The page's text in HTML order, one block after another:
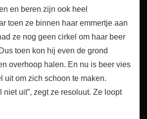
en beren zijn ook heel
toen ze binnen haar emmertje aan
ze nog geen cirkel om haar beer
toen kon hij even de grond
overhoop halen. En nu is beer vies
uit om zich schoon te maken.
niet uit”, zegt ze resoluut. Ze loopt